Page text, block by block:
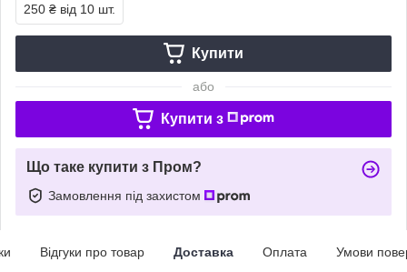
250 ₴ від 10 шт.
Купити
або
Купити з
Що таке купити з Пром?
Замовлення під захистом
Відгуки про товар Доставка Оплата Умови